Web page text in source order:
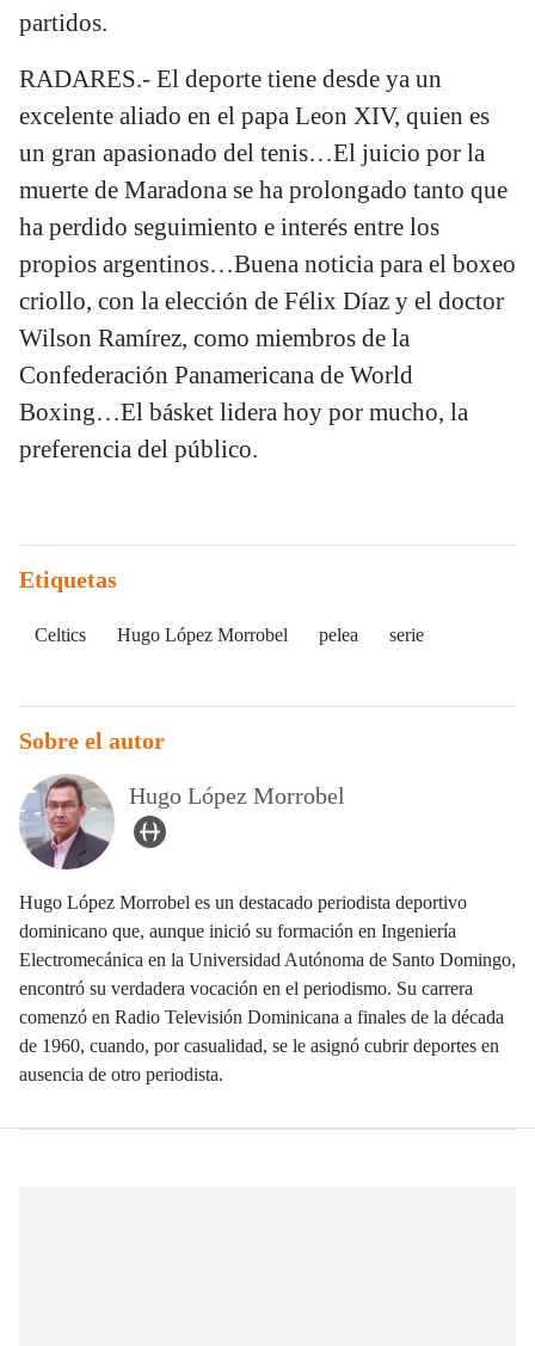
partidos.
RADARES.- El deporte tiene desde ya un
excelente aliado en el papa Leon XIV, quien es
un gran apasionado del tenis…El juicio por la
muerte de Maradona se ha prolongado tanto que
ha perdido seguimiento e interés entre los
propios argentinos…Buena noticia para el boxeo
criollo, con la elección de Félix Díaz y el doctor
Wilson Ramírez, como miembros de la
Confederación Panamericana de World
Boxing…El básket lidera hoy por mucho, la
preferencia del público.
Etiquetas
Celtics Hugo López Morrobel pelea serie
Sobre el autor
Hugo López Morrobel
user_url Icon
Hugo López Morrobel es un destacado periodista deportivo
dominicano que, aunque inició su formación en Ingeniería
Electromecánica en la Universidad Autónoma de Santo Domingo,
encontró su verdadera vocación en el periodismo. Su carrera
comenzó en Radio Televisión Dominicana a finales de la década
de 1960, cuando, por casualidad, se le asignó cubrir deportes en
ausencia de otro periodista.